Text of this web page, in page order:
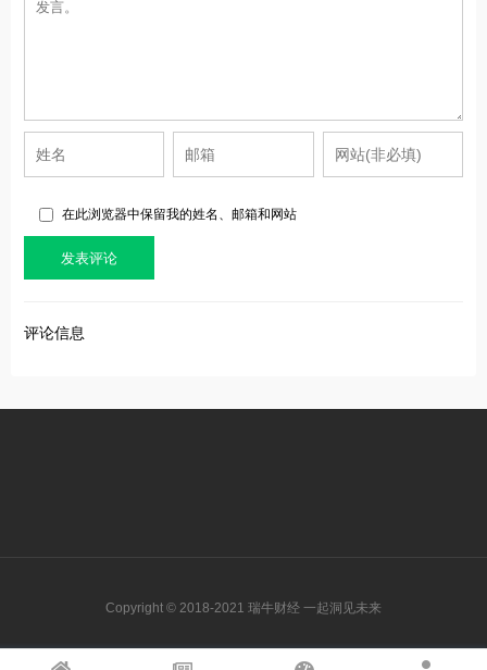
在此浏览器中保留我的姓名、邮箱和网站
评论信息
Copyright © 2018-2021 瑞牛财经 一起洞见未来